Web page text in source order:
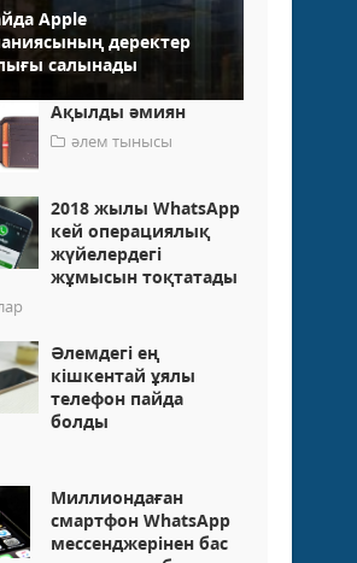
Apple
деректер
салынады
Ақылды әмиян
әлем тынысы
2018 жылы WhatsApp
кей операциялық
жүйелердегі
жұмысын тоқтатады
Әлемдегі ең
кішкентай ұялы
телефон пайда
болды
Миллиондаған
смартфон WhatsApp
мессенджерінен бас